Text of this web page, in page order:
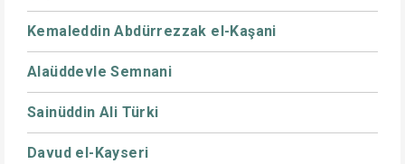
Kemaleddin Abdürrezzak el-Kaşani
Alaüddevle Semnani
Sainüddin Ali Türki
Davud el-Kayseri